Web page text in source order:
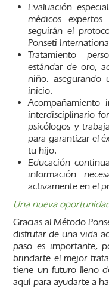
Evaluación
médicos
seguirán el
Ponseti
Tratamiento
estándar de oro,
niño, asegurando
inicio.
Acompañamiento
interdisciplinario
psicólogos y
para garantizar el
tu hijo.
Educación
información
activamente en el
Una nueva
Gracias al Método
disfrutar de una vida
paso es importante,
brindarte el mejor
tiene un futuro lleno
aquí para ayudarte a